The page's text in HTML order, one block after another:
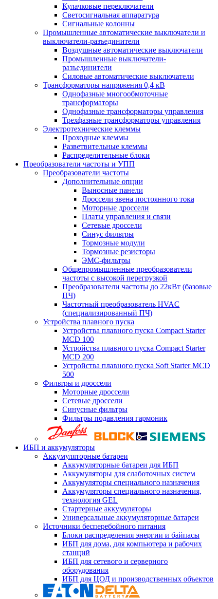
Кулачковые переключатели
Светосигнальная аппаратура
Сигнальные колонны
Промышленные автоматические выключатели и
выключатели-разъединители
Воздушные автоматические выключатели
Промышленные выключатели-
разъединители
Силовые автоматические выключатели
Трансформаторы напряжения 0,4 кВ
Однофазные многообмоточные
трансформаторы
Однофазные трансформаторы управления
Трехфазные трансформаторы управления
Электротехнические клеммы
Проходные клеммы
Разветвительные клеммы
Распределительные блоки
Преобразователи частоты и УПП
Преобразователи частоты
Дополнительные опции
Выносные панели
Дроссели звена постоянного тока
Моторные дроссели
Платы управления и связи
Сетевые дроссели
Синус фильтры
Тормозные модули
Тормозные резисторы
ЭМС-фильтры
Общепромышленные преобразователи
частоты с высокой перегрузкой
Преобразователи частоты до 22кВт (базовые
ПЧ)
Частотный преобразователь HVAC
(специализированный ПЧ)
Устройства плавного пуска
Устройства плавного пуска Compact Starter
MCD 100
Устройства плавного пуска Compact Starter
MCD 200
Устройства плавного пуска Soft Starter MCD
500
Фильтры и дроссели
Моторные дроссели
Сетевые дроссели
Синусные фильтры
Фильтры подавления гармоник
ИБП и аккумуляторы
Аккумуляторные батареи
Аккумуляторные батареи для ИБП
Аккумуляторы для слаботочных систем
Аккумуляторы специального назначения
Аккумуляторы специального назначения,
технология GEL
Стартерные аккумуляторы
Универсальные аккумуляторные батареи
Источники бесперебойного питания
Блоки распределения энергии и байпасы
ИБП для дома, для компьютера и рабочих
станций
ИБП для сетевого и серверного
оборудования
ИБП для ЦОД и производственных объектов